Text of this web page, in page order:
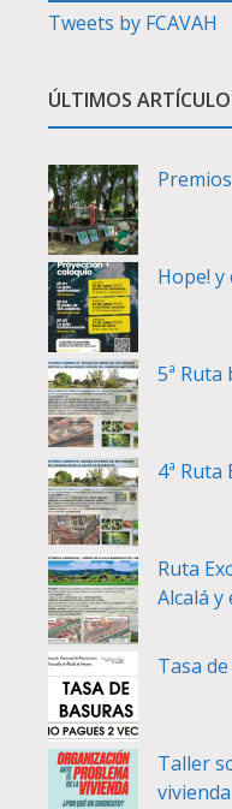
Tweets by FCAVAH
ÚLTIMOS
Hope! y
5ª
4ª
Ruta
Alcalá
Tasa
Taller
vivienda